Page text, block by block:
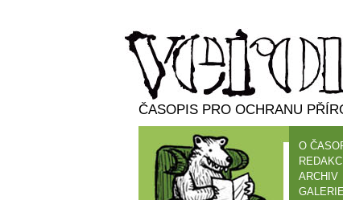
ČASOPIS PRO OCHRANU
O
ARCHIV